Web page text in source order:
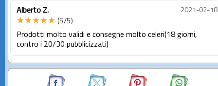
Alberto Z. 2021-02-18
★★★★★ (5/5)
Prodotti molto validi e consegne molto celeri(18 giorni,
contro i 20/30 pubblicizzati)